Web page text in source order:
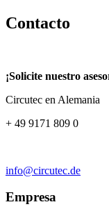
Contacto
¡Solicite nuestro
Circutec en Alemania
+ 49 9171 809 0
info@circutec.de
Empresa